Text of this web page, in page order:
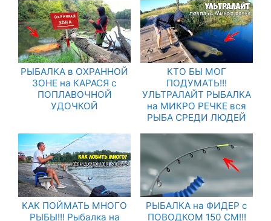
РЫБАЛКА в ОХРАННОЙ
ЗОНЕ на КАРАСЯ с
ПОПЛАВОЧНОЙ
УДОЧКОЙ
КТО БЫ МОГ
ПОДУМАТЬ!!!
УЛЬТРАЛАЙТ РЫБАЛКА
на МИКРО РЕЧКЕ вся
РЫБА СРЕДИ ЛЮДЕЙ
КАК ПОЙМАТЬ МНОГО
РЫБЫ!!! Рыбалка на
РЫБАЛКА на ФИДЕР с
ПОВОДКОМ 150 СМ!!!